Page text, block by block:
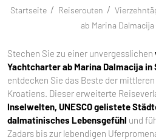
Startseite Reiserouten
ab Marina Dalmacija
Stechen Sie zu einer unvergesslichen
Yachtcharter ab Marina Dalmacija in
entdecken Sie das Beste der
Kroatiens. Dieser erweiterte
Inselwelten, UNESCO gelistete
dalmatinisches Lebensgefühl und
Zadars bis zur lebendigen